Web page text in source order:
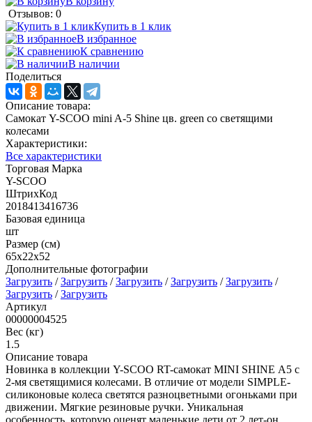
Отзывов: 0
Купить в 1 клик
В избранное
К сравнению
В наличии
Поделиться
Описание товара:
Самокат Y-SCOO mini A-5 Shine цв. green со светящими
колесами
Характеристики:
Все характеристики
Торговая Марка
Y-SCOO
ШтрихКод
2018413416736
Базовая единица
шт
Размер (см)
65х22х52
Дополнительные фотографии
Загрузить /Загрузить /Загрузить /Загрузить /Загрузить /
Загрузить /Загрузить
Артикул
00000004525
Вес (кг)
1.5
Описание товара
Новинка в коллекции Y-SCOO RT-самокат MINI SHINE А5 с
2-мя светящимися колесами. В отличие от модели SIMPLE-
силиконовые колеса светятся разноцветными огоньками при
движении. Мягкие резиновые ручки. Уникальная
особенность, которую оценят маленькие дети от 2 лет-он